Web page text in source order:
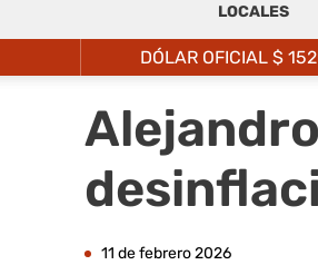
LOCALES
DÓLAR OFICIAL $
11 de febrero 2026